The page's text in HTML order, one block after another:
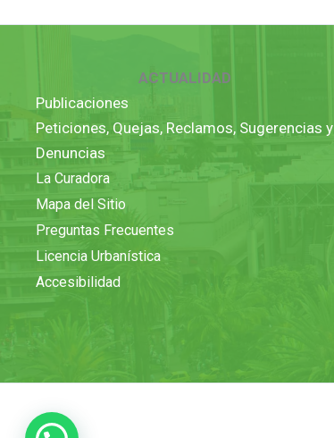
ACTUALIDAD
Publicaciones
Peticiones, Quejas, Reclamos, Sugerencias y
Denuncias
La Curadora
Mapa del Sitio
Preguntas Frecuentes
Licencia Urbanística
Accesibilidad